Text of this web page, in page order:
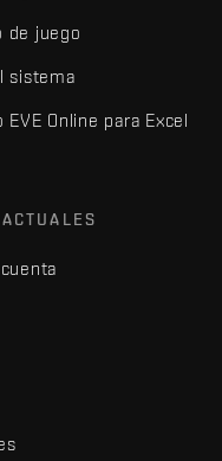
de juego
sistema
Online para Excel